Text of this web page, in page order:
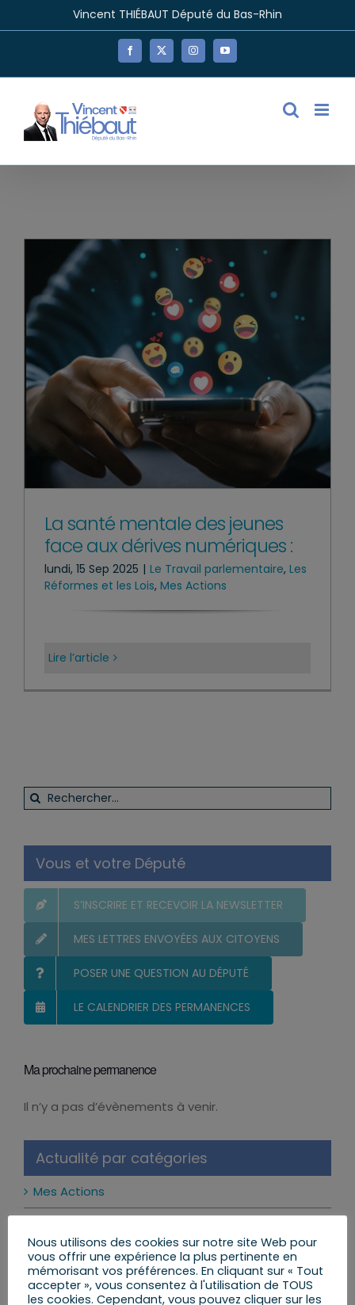
Vincent THIÉBAUT Député du Bas-Rhin
Facebook
X InstagramYouTube
La santé mentale des jeunes
face aux dérives numériques :
lundi, 15 Sep 2025 | Le Travail parlementaire, Les
Réformes et les Lois, Mes Actions
Lire l’article
Rechercher:
Vous et votre Député
S’INSCRIRE ET RECEVOIR LA NEWSLETTER
MES LETTRES ENVOYÉES AUX CITOYENS
POSER UNE QUESTION AU DÉPUTÉ
LE CALENDRIER DES PERMANENCES
Ma prochaine permanence
Notice
Il n’y a pas d’évènements à venir.
Actualité par catégories
Mes Actions
Mon Agenda
Mes Lettres aux Citoyens
Nous utilisons des cookies sur notre site Web pour
vous offrir une expérience la plus pertinente en
mémorisant vos préférences. En cliquant sur « Tout
accepter », vous consentez à l'utilisation de TOUS
les cookies. Cependant, vous pouvez cliquer sur les